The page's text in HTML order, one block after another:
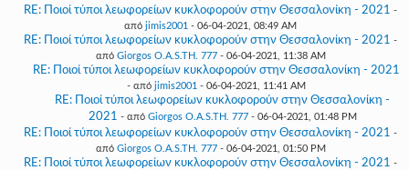
RE: Ποιοί τύποι λεωφορείων κυκλοφορούν στην Θεσσαλονίκη - 2021 -
από jimis2001 - 06-04-2021, 08:49 AM
RE: Ποιοί τύποι λεωφορείων κυκλοφορούν στην Θεσσαλονίκη - 2021 -
από Giorgos O.A.S.TH. 777- 06-04-2021, 11:38 AM
RE: Ποιοί τύποι λεωφορείων κυκλοφορούν στην Θεσσαλονίκη - 2021
- από jimis2001 - 06-04-2021, 11:41 AM
RE: Ποιοί τύποι λεωφορείων κυκλοφορούν στην Θεσσαλονίκη -
2021 - από Giorgos O.A.S.TH. 777- 06-04-2021, 01:48 PM
RE: Ποιοί τύποι λεωφορείων κυκλοφορούν στην Θεσσαλονίκη - 2021 -
από Giorgos O.A.S.TH. 777- 06-04-2021, 01:50 PM
RE: Ποιοί τύποι λεωφορείων κυκλοφορούν στην Θεσσαλονίκη - 2021 -